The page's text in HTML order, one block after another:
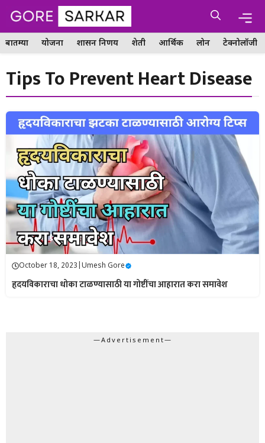
Skip
content
बातम्या योजना शासन निर्णय शेती आर्थिक लोन टेक्नोलॉजी
Tips To Prevent Heart Disease
October 18, 2023 Umesh Gore
हृदयविकाराचा धोका टाळण्यासाठी या गोष्टींचा आहारात करा समावेश
—Advertisement—